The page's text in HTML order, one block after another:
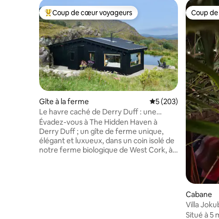
Coups de cœur voyageurs les plus appréciés
Coup de cœur voyageurs
Gîte à la ferme Évaluation
5 (203)
Le havre caché de Derry Duff : une
retraite romantique
Évadez-vous à The Hidden Haven à
Derry Duff ; un gîte de ferme unique,
élégant et luxueux, dans un coin isolé de
notre ferme biologique de West Cork, à
Coup
Coup
Cabane
Villa
Situé à 5